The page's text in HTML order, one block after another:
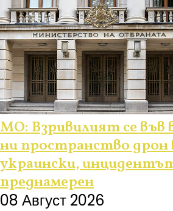
МО: Взривилият се
ни пространство дрон
украински,
преднамерен
08 Август 2026